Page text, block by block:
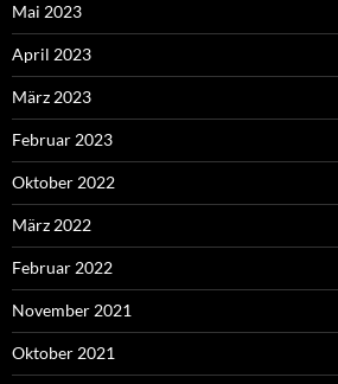
Mai 2023
April 2023
März 2023
Februar 2023
Oktober 2022
März 2022
Februar 2022
November 2021
Oktober 2021